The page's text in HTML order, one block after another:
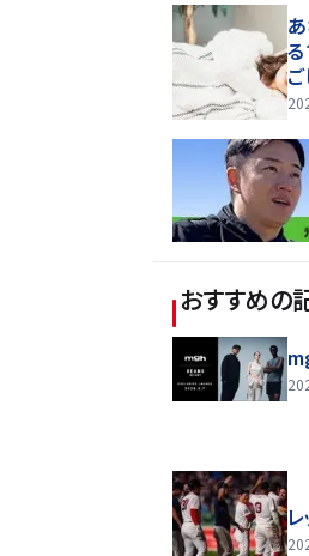
おすすめの